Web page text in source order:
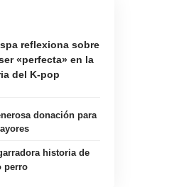
reflexiona sobre
«perfecta» en la
del K-pop
donación para
historia de
perro